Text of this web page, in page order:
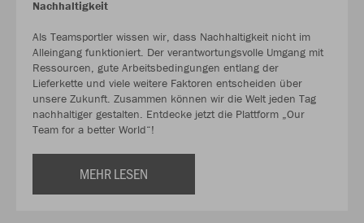
Nachhaltigkeit
Als Teamsportler wissen wir, dass Nachhaltigkeit nicht im
Alleingang funktioniert. Der verantwortungsvolle Umgang mit
Ressourcen, gute Arbeitsbedingungen entlang der
Lieferkette und viele weitere Faktoren entscheiden über
unsere Zukunft. Zusammen können wir die Welt jeden Tag
nachhaltiger gestalten. Entdecke jetzt die Plattform „Our
Team for a better World“!
MEHR LESEN